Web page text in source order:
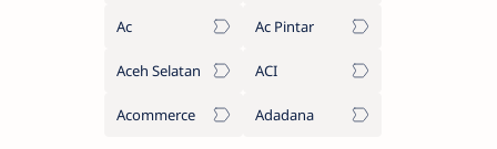
Ac Ac Pintar
Aceh Selatan ACI
Acommerce Adadana